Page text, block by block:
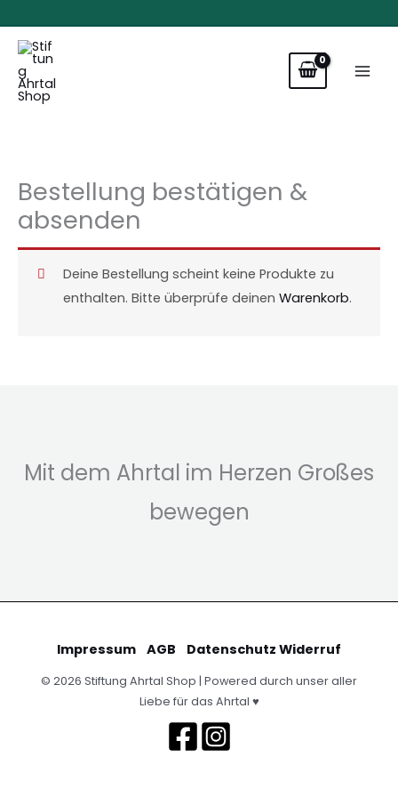
springen
Bestellung bestätigen &
absenden
Deine Bestellung scheint keine Produkte zu
enthalten. Bitte überprüfe deinenWarenkorb.
Mit dem Ahrtal im Herzen Großes
bewegen
Impressum AGB Datenschutz Widerruf
© 2026 Stiftung Ahrtal Shop | Powered durch unser aller
Liebe für das Ahrtal ♥